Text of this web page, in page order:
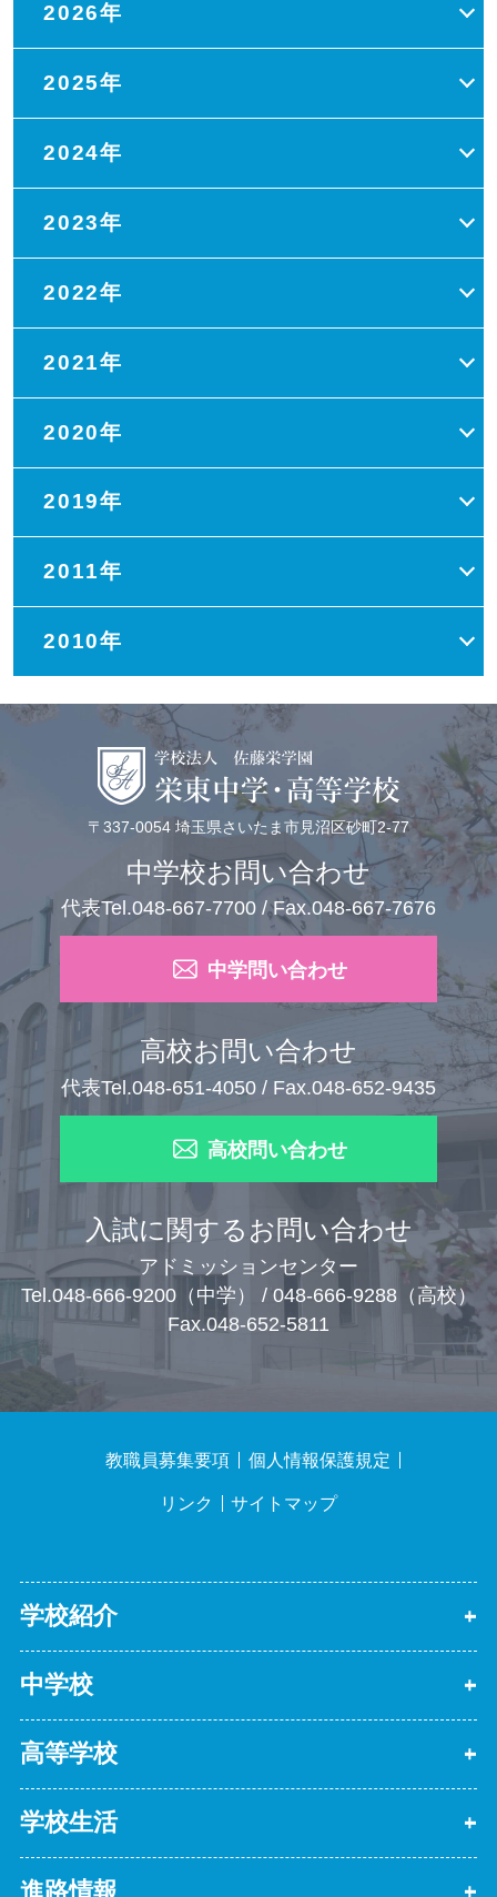
2026年
2025年
2024年
2023年
2022年
2021年
2020年
2019年
2011年
2010年
〒337-0054 埼玉県さいたま市見沼区砂町2-77
中学校お問い合わせ
代表Tel.048-667-7700 / Fax.048-667-7676
中学問い合わせ
高校お問い合わせ
代表Tel.048-651-4050 / Fax.048-652-9435
高校問い合わせ
入試に関するお問い合わせ
アドミッションセンター
Tel.048-666-9200（中学） / 048-666-9288（高校）
Fax.048-652-5811
学校紹介
中学校
高等学校
学校生活
進路情報
教職員募集要項 個人情報保護規定
リンク サイトマップ